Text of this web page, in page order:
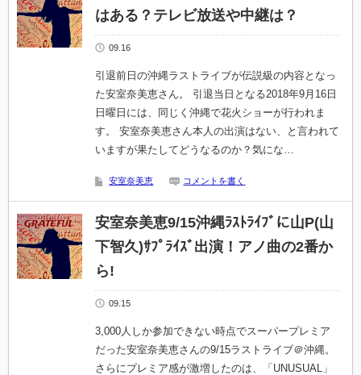
はある？テレビ放送や中継は？
09.16
引退前日の沖縄ラストライブが伝説級の内容となっ
た安室奈美恵さん。 引退当日となる2018年9月16日
日曜日には、同じく沖縄で花火ショーが行われま
す。 安室奈美恵さん本人の出演はない、と言われて
いますが果たしてどうなるのか？気にな…
安室奈美恵 コメントを書く
安室奈美恵9/15沖縄ﾗｽﾄﾗｲﾌﾞに山P(山
下智久)ｻﾌﾟﾗｲｽﾞ出演！アノ曲の2番か
ら!
09.15
3,000人しか参加できない時点でスーパープレミア
だった安室奈美恵さんの9/15ラストライブ＠沖縄。
さらにプレミア感が激増したのは、「UNUSUAL」